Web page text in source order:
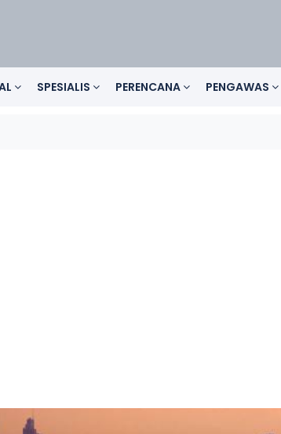
SPESIALIS PERENCANA PENGAWAS